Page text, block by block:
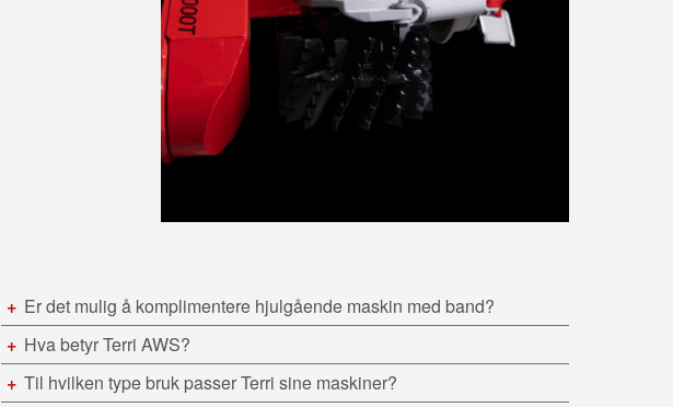
Er det mulig å komplimentere hjulgående maskin med band?
Hva betyr Terri AWS?
Til hvilken type bruk passer Terri sine maskiner?